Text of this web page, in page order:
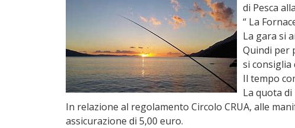
di Pesca
“ La
La gara si
Quindi per
si consiglia
Il tempo
La quota di
In relazione al regolamento Circolo CRUA, alle
assicurazione di 5,00 euro.